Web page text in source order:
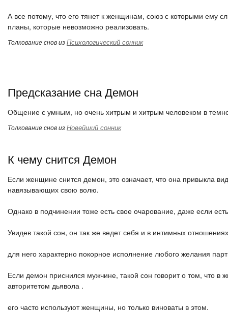
А все потому, что его тянет к женщинам, союз с которыми ему
планы, которые невозможно реализовать.
Толкование снов изПсихологический сонник
Предсказание сна Демон
Общение с умным, но очень хитрым и хитрым человеком в
Толкование снов изНовейший сонник
К чему снится Демон
Если женщине снится демон, это означает, что она привыкла
навязывающих свою волю.
Однако в подчинении тоже есть свое очарование, даже если
Увидев такой сон, он так же ведет себя и в интимных
для него характерно покорное исполнение любого желания
Если демон приснился мужчине, такой сон говорит о том, что
авторитетом дьявола .
его часто используют женщины, но только виноваты в этом.